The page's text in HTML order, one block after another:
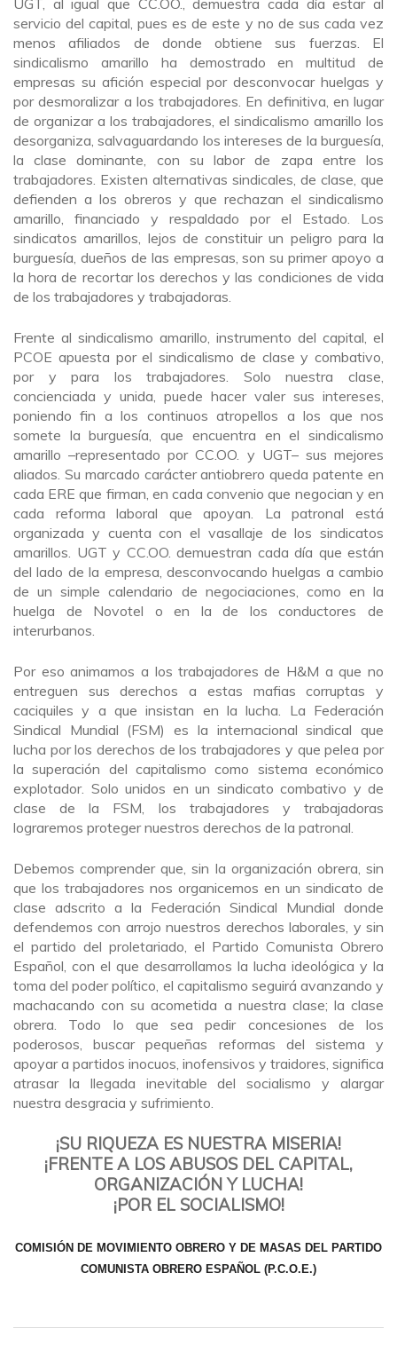
servicio del capital, pues es de este y no de sus cada vez
menos afiliados de donde obtiene sus fuerzas. El
sindicalismo amarillo ha demostrado en multitud de
empresas su afición especial por desconvocar huelgas y
por desmoralizar a los trabajadores. En definitiva, en lugar
de organizar a los trabajadores, el sindicalismo amarillo los
desorganiza, salvaguardando los intereses de la burguesía,
la clase dominante, con su labor de zapa entre los
trabajadores. Existen alternativas sindicales, de clase, que
defienden a los obreros y que rechazan el sindicalismo
amarillo, financiado y respaldado por el Estado. Los
sindicatos amarillos, lejos de constituir un peligro para la
burguesía, dueños de las empresas, son su primer apoyo a
la hora de recortar los derechos y las condiciones de vida
de los trabajadores y trabajadoras.
Frente al sindicalismo amarillo, instrumento del capital, el
PCOE apuesta por el sindicalismo de clase y combativo,
por y para los trabajadores. Solo nuestra clase,
concienciada y unida, puede hacer valer sus intereses,
poniendo fin a los continuos atropellos a los que nos
somete la burguesía, que encuentra en el sindicalismo
amarillo –representado por CC.OO. y UGT– sus mejores
aliados. Su marcado carácter antiobrero queda patente en
cada ERE que firman, en cada convenio que negocian y en
cada reforma laboral que apoyan. La patronal está
organizada y cuenta con el vasallaje de los sindicatos
amarillos. UGT y CC.OO. demuestran cada día que están
del lado de la empresa, desconvocando huelgas a cambio
de un simple calendario de negociaciones, como en la
huelga de Novotel o en la de los conductores de
interurbanos.
Por eso animamos a los trabajadores de H&M a que no
entreguen sus derechos a estas mafias corruptas y
caciquiles y a que insistan en la lucha. La Federación
Sindical Mundial (FSM) es la internacional sindical que
lucha por los derechos de los trabajadores y que pelea por
la superación del capitalismo como sistema económico
explotador. Solo unidos en un sindicato combativo y de
clase de la FSM, los trabajadores y trabajadoras
lograremos proteger nuestros derechos de la patronal.
Debemos comprender que, sin la organización obrera, sin
que los trabajadores nos organicemos en un sindicato de
clase adscrito a la Federación Sindical Mundial donde
defendemos con arrojo nuestros derechos laborales, y sin
el partido del proletariado, el Partido Comunista Obrero
Español, con el que desarrollamos la lucha ideológica y la
toma del poder político, el capitalismo seguirá avanzando y
machacando con su acometida a nuestra clase; la clase
obrera. Todo lo que sea pedir concesiones de los
poderosos, buscar pequeñas reformas del sistema y
apoyar a partidos inocuos, inofensivos y traidores, significa
atrasar la llegada inevitable del socialismo y alargar
nuestra desgracia y sufrimiento.
¡SU RIQUEZA ES NUESTRA MISERIA!
¡FRENTE A LOS ABUSOS DEL CAPITAL,
ORGANIZACIÓN Y LUCHA!
¡POR EL SOCIALISMO!
COMISIÓN DE MOVIMIENTO OBRERO Y DE MASAS DEL PARTIDO
COMUNISTA OBRERO ESPAÑOL (P.C.O.E.)